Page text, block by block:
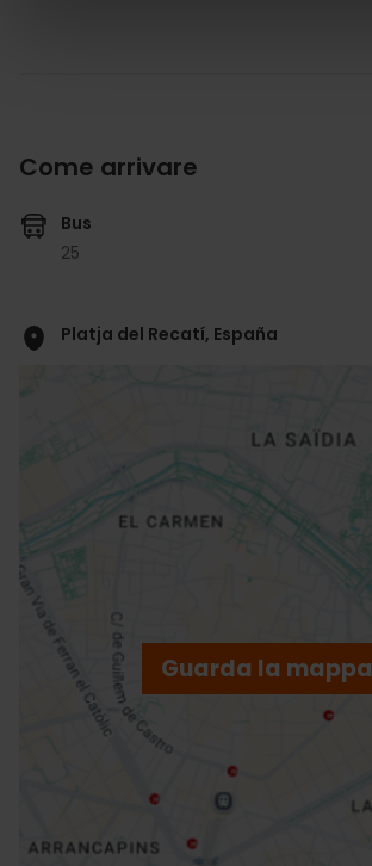
Come arrivare
Bus
25
Platja del Recatí, España
Guarda la mappa